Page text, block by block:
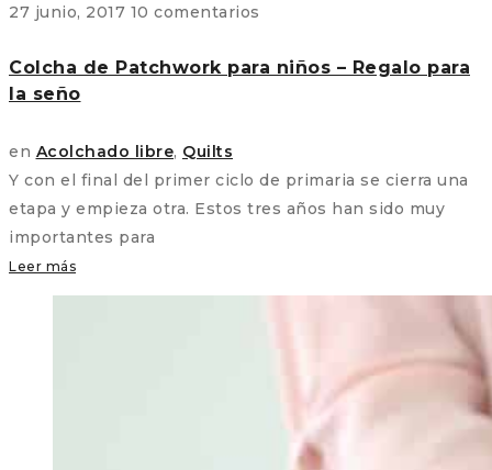
27 junio, 2017 10 comentarios
Colcha de Patchwork para niños – Regalo para
la seño
en Acolchado libre, Quilts
Y con el final del primer ciclo de primaria se cierra una
etapa y empieza otra. Estos tres años han sido muy
importantes para
Leer más